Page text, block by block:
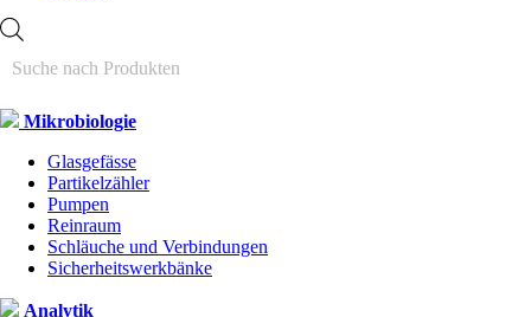
Mikrobiologie
Glasgefässe
Partikelzähler
Pumpen
Reinraum
Schläuche und Verbindungen
Sicherheitswerkbänke
Analytik